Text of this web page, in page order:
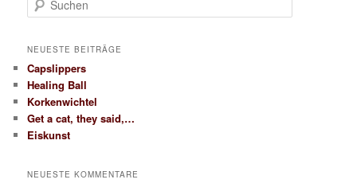
u
h
n
NEUESTE BEITRÄGE
Capslippers
Healing Ball
Korkenwichtel
Get a cat, they said,…
Eiskunst
NEUESTE KOMMENTARE